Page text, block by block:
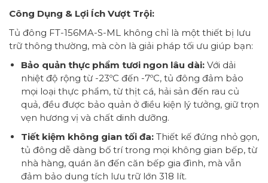
Công Dụng & Lợi Ích Vượt Trội:
Tủ đông FT-156MA-S-ML không chỉ là một thiết bị lưu
trữ thông thường, mà còn là giải pháp tối ưu giúp bạn:
Bảo quản thực phẩm tươi ngon lâu dài:Với dải
nhiệt độ rộng từ -23ºC đến -7ºC, tủ đông đảm bảo
mọi loại thực phẩm, từ thịt cá, hải sản đến rau củ
quả, đều được bảo quản ở điều kiện lý tưởng, giữ trọn
vẹn hương vị và chất dinh dưỡng.
Tiết kiệm không gian tối đa:Thiết kế đứng nhỏ gọn,
tủ đông dễ dàng bố trí trong mọi không gian bếp, từ
nhà hàng, quán ăn đến căn bếp gia đình, mà vẫn
đảm bảo dung tích lưu trữ lớn 318 lít.